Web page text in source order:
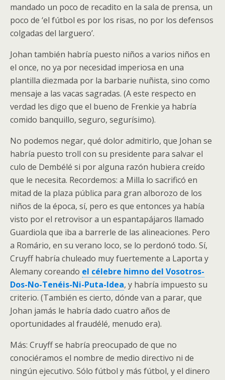
mandado un poco de recadito en la sala de prensa, un
poco de ‘el fútbol es por los risas, no por los defensos
colgadas del larguero’.
Johan también habría puesto niños a varios niños en
el once, no ya por necesidad imperiosa en una
plantilla diezmada por la barbarie nuñista, sino como
mensaje a las vacas sagradas. (A este respecto en
verdad les digo que el bueno de Frenkie ya habría
comido banquillo, seguro, segurísimo).
No podemos negar, qué dolor admitirlo, que Johan se
habría puesto troll con su presidente para salvar el
culo de Dembélé si por alguna razón hubiera creído
que le necesita. Recordemos: a Milla lo sacrificó en
mitad de la plaza pública para gran alborozo de los
niños de la época, sí, pero es que entonces ya había
visto por el retrovisor a un espantapájaros llamado
Guardiola que iba a barrerle de las alineaciones. Pero
a Romário, en su verano loco, se lo perdonó todo. Sí,
Cruyff habría chuleado muy fuertemente a Laporta y
Alemany coreando el célebre himno del Vosotros-
Dos-No-Tenéis-Ni-Puta-Idea, y habría impuesto su
criterio. (También es cierto, dónde van a parar, que
Johan jamás le habría dado cuatro años de
oportunidades al fraudélé, menudo era).
Más: Cruyff se habría preocupado de que no
conociéramos el nombre de medio directivo ni de
ningún ejecutivo. Sólo fútbol y más fútbol, y el dinero